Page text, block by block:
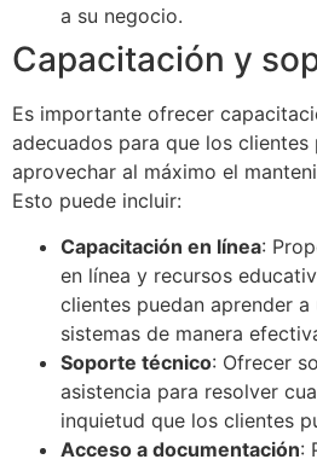
a su negocio.
Capacitación y
Es importante ofrecer
adecuados para que los clientes
aprovechar al máximo el
Esto puede incluir:
Capacitación en línea:
en línea y recursos
clientes puedan aprender
sistemas de manera
Soporte técnico: Ofrecer
asistencia para resolver
inquietud que los clientes
Acceso a documentación: